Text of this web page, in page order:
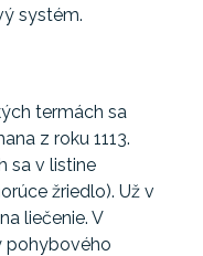
systém.
termách sa
z roku 1113.
sa v listine
žriedlo). Už v
liečenie. V
pohybového